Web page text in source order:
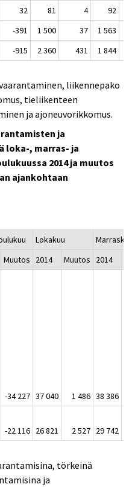
32 81 4
92
-391 1 500 37
1 563
-915 2 360 431 1 844
liikennepako
tieliikenteen
ja ajoneuvorikkomus.
ja
loka-, marras- ja
2014 ja muutos
ajankohtaan
Lokakuu
Marraskuu
Muutos 2014 Muutos 2014
-34 227 37 040 1 486 38 386
-22 116 26 821 2 527 29 742
törkeinä
ja